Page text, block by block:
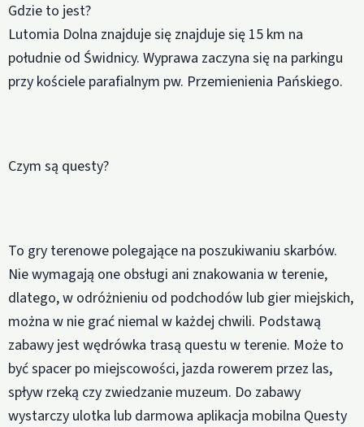
Gdzie to jest?
Lutomia Dolna znajduje się znajduje się 15 km na
południe od Świdnicy. Wyprawa zaczyna się na parkingu
przy kościele parafialnym pw. Przemienienia Pańskiego.
Czym są questy?
To gry terenowe polegające na poszukiwaniu skarbów.
Nie wymagają one obsługi ani znakowania w terenie,
dlatego, w odróżnieniu od podchodów lub gier miejskich,
można w nie grać niemal w każdej chwili. Podstawą
zabawy jest wędrówka trasą questu w terenie. Może to
być spacer po miejscowości, jazda rowerem przez las,
spływ rzeką czy zwiedzanie muzeum. Do zabawy
wystarczy ulotka lub darmowa aplikacja mobilna Questy